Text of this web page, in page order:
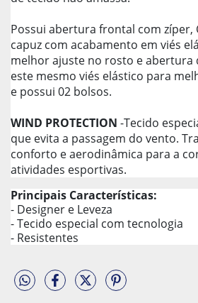
Possui abertura frontal com zíper,
capuz com acabamento em viés
melhor ajuste no rosto e abertura
este mesmo viés elástico para
e possui 02 bolsos.
WIND PROTECTION -Tecido
que evita a passagem do vento.
conforto e aerodinâmica para a
atividades esportivas.
Principais Características:
- Designer e Leveza
- Tecido especial com tecnologia
- Resistentes